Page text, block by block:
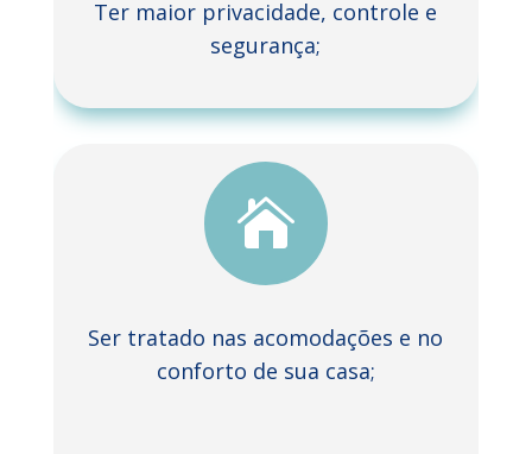
Ter maior privacidade, controle e
segurança;

Ser tratado nas acomodações e no
conforto de sua casa;